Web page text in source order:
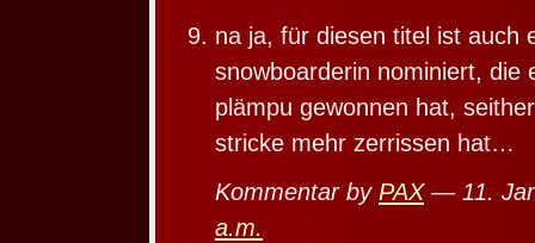
na ja, für diesen titel ist auch
snowboarderin nominiert, die
plämpu gewonnen hat,
stricke mehr zerrissen hat…
Kommentar by PAX— 11.
a.m.